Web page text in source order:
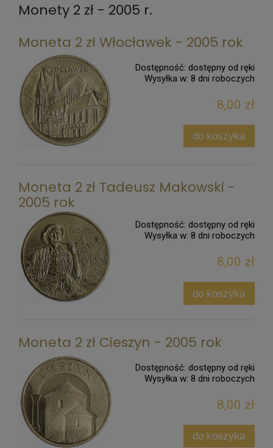
Monety 2 zł - 2005 r.
Moneta 2 zł Włocławek - 2005 rok
Dostępność: dostępny od ręki
Wysyłka w: 8 dni roboczych
8,00 zł
do koszyka
Moneta 2 zł Tadeusz Makowski -
2005 rok
Dostępność: dostępny od ręki
Wysyłka w: 8 dni roboczych
8,00 zł
do koszyka
Moneta 2 zł Cieszyn - 2005 rok
Dostępność: dostępny od ręki
Wysyłka w: 8 dni roboczych
8,00 zł
do koszyka